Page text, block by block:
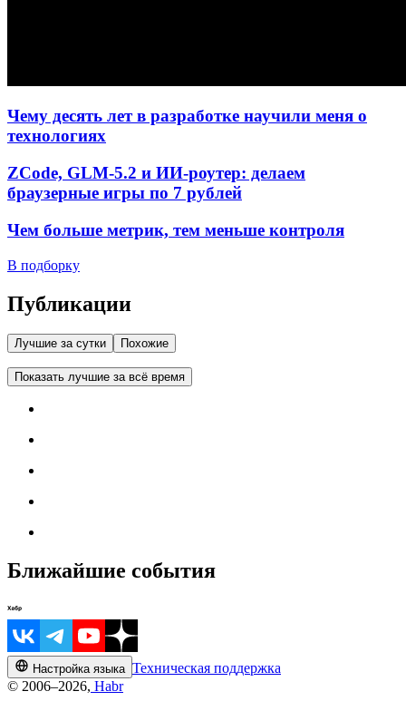
Чему десять лет в разработке научили меня о
технологиях
ZCode, GLM-5.2 и ИИ-роутер: делаем
браузерные игры по 7 рублей
Чем больше метрик, тем меньше контроля
В подборку
Публикации
Лучшие за сутки Похожие
Показать лучшие за всё время
Ближайшие события
Настройка языка Техническая поддержка
© 2006–2026, Habr